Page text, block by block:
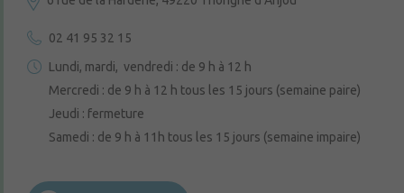
02 41 95 32 15
Lundi, mardi, vendredi : de 9 h à 12 h
Mercredi : de 9 h à 12 h tous les 15 jours (semaine paire)
Jeudi : fermeture
Samedi : de 9 h à 11h tous les 15 jours (semaine impaire)